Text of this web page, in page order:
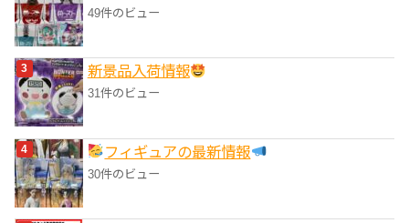
49件のビュー
‎新景品入荷情報
31件のビュー
フィギュアの最新情報
30件のビュー